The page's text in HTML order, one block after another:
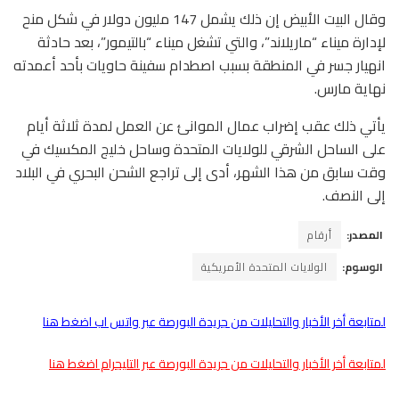
وقال البيت الأبيض إن ذلك يشمل 147 مليون دولار في شكل منح
لإدارة ميناء “ماريلاند”، والتي تشغل ميناء “بالتيمور”، بعد حادثة
انهيار جسر في المنطقة بسبب اصطدام سفينة حاويات بأحد أعمدته
نهاية مارس.
يأتي ذلك عقب إضراب عمال الموانئ عن العمل لمدة ثلاثة أيام
على الساحل الشرقي للولايات المتحدة وساحل خليج المكسيك في
وقت سابق من هذا الشهر، أدى إلى تراجع الشحن البحري في البلاد
إلى النصف.
المصدر:
أرقام
الوسوم:
الولايات المتحدة الأمريكية
لمتابعة أخر الأخبار والتحليلات من جريدة البورصة عبر واتس اب اضغط هنا
لمتابعة أخر الأخبار والتحليلات من جريدة البورصة عبر التليجرام اضغط هنا